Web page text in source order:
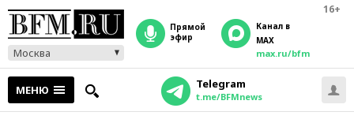
16+
Москва
прямой
эфир
Канал в
MAX
max.ru/bfm
МЕНЮ Telegram
t.me/BFMnews